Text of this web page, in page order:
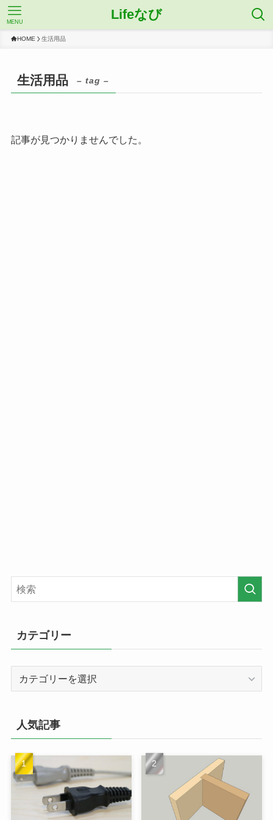
Lifeなび
MENU
HOME 生活用品
生活用品 – tag –
記事が見つかりませんでした。
カテゴリー
ー
人気記事